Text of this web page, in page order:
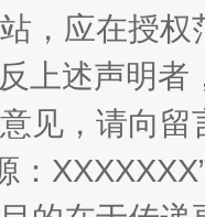
，应在授
上述声明
见，请向
：